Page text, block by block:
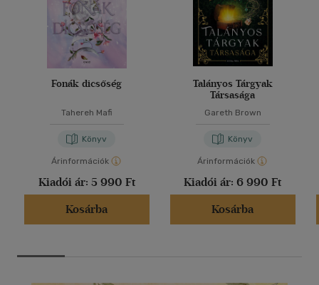
Fonák dicsőség
Tahereh Mafi
Könyv
Árinformációk
Kiadói ár: 5 990 Ft
Kosárba
Talányos Tárgyak
Társasága
Gareth Brown
Könyv
Árinformációk
Kiadói ár: 6 990 Ft
Kosárba